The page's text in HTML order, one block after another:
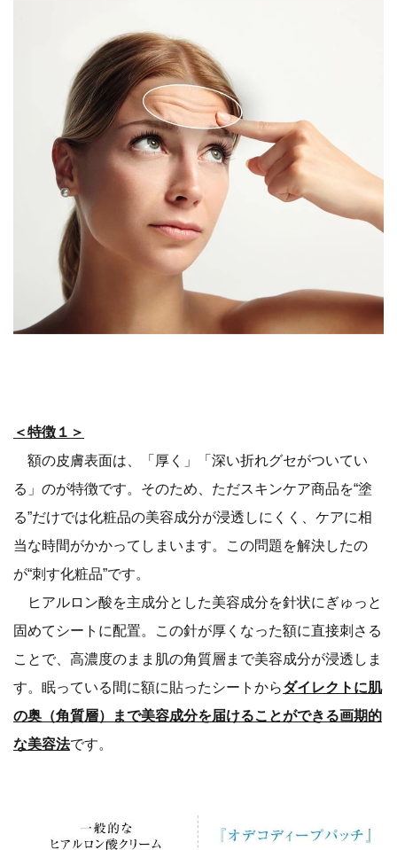
＜特徴１＞
額の皮膚表面は、「厚く」「深い折れグセがついてい
る」のが特徴です。そのため、ただスキンケア商品を“塗
る”だけでは化粧品の美容成分が浸透しにくく、ケアに相
当な時間がかかってしまいます。この問題を解決したの
が“刺す化粧品”です。
ヒアルロン酸を主成分とした美容成分を針状にぎゅっと
固めてシートに配置。この針が厚くなった額に直接刺さる
ことで、高濃度のまま肌の角質層まで美容成分が浸透しま
す。眠っている間に額に貼ったシートからダイレクトに肌
の奥（角質層）まで美容成分を届けることができる画期的
な美容法です。